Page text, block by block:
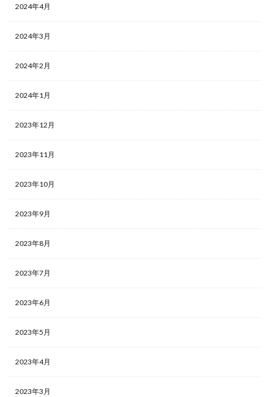
2024年4月
2024年3月
2024年2月
2024年1月
2023年12月
2023年11月
2023年10月
2023年9月
2023年8月
2023年7月
2023年6月
2023年5月
2023年4月
2023年3月